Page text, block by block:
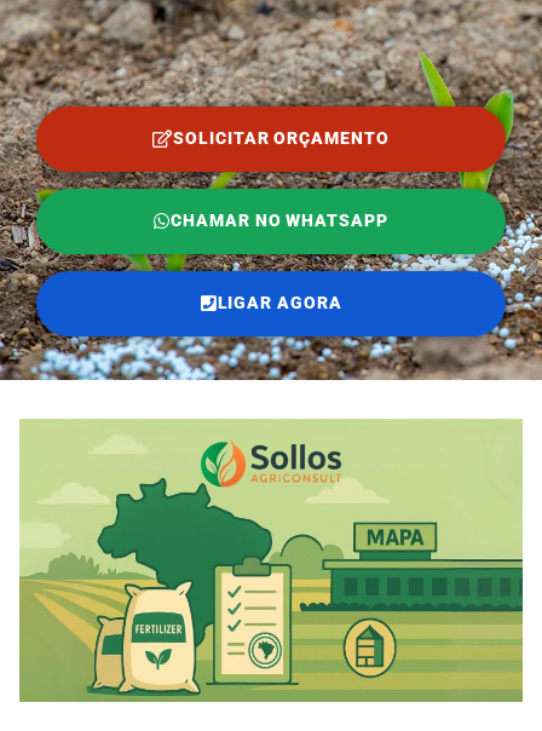
SOLICITAR ORÇAMENTO
CHAMAR NO WHATSAPP
LIGAR AGORA